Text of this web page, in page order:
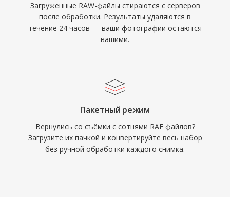
Загруженные RAW-файлы стираются с серверов
после обработки. Результаты удаляются в
течение 24 часов — ваши фотографии остаются
вашими.
Пакетный режим
Вернулись со съёмки с сотнями RAF файлов?
Загрузите их пачкой и конвертируйте весь набор
без ручной обработки каждого снимка.